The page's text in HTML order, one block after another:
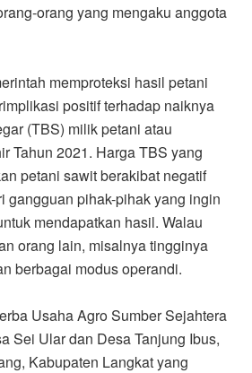
orang yang mengaku anggota
memproteksi hasil petani
positif terhadap naiknya
(TBS) milik petani atau
Tahun 2021. Harga TBS yang
petani sawit berakibat negatif
gangguan pihak-pihak yang ingin
mendapatkan hasil. Walau
orang lain, misalnya tingginya
berbagai modus operandi.
Usaha Agro Sumber Sejahtera
Sei Ular dan Desa Tanjung Ibus,
Kabupaten Langkat yang